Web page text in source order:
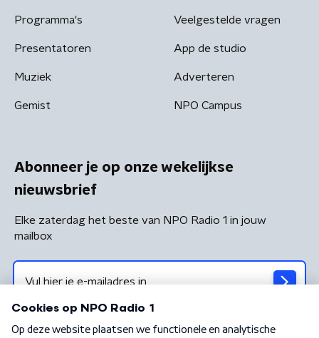
Programma's
Presentatoren
Muziek
Gemist
Veelgestelde vragen
App de studio
Adverteren
NPO Campus
Abonneer je op onze wekelijkse
nieuwsbrief
Elke zaterdag het beste van NPO Radio 1 in jouw
mailbox